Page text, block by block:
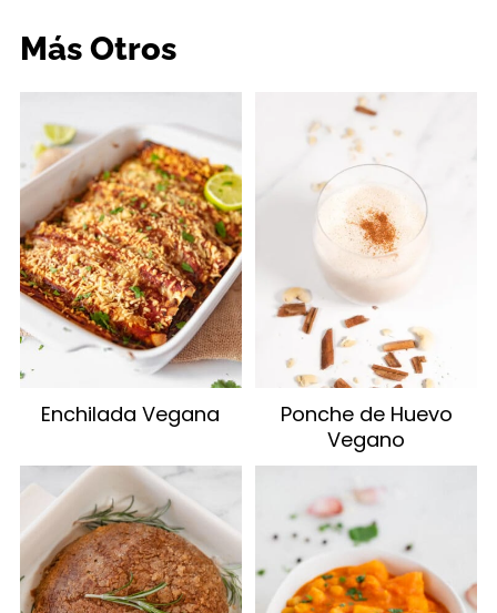
Más Otros
Enchilada Vegana
Ponche de Huevo
Vegano